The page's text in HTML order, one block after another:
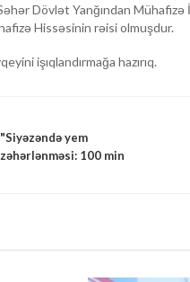
Dövlət Yanğından
Hissəsinin rəisi olmuşdur.
işıqlandırmağa hazırıq.
"Siyəzəndə yem
zəhərlənməsi: 100 min